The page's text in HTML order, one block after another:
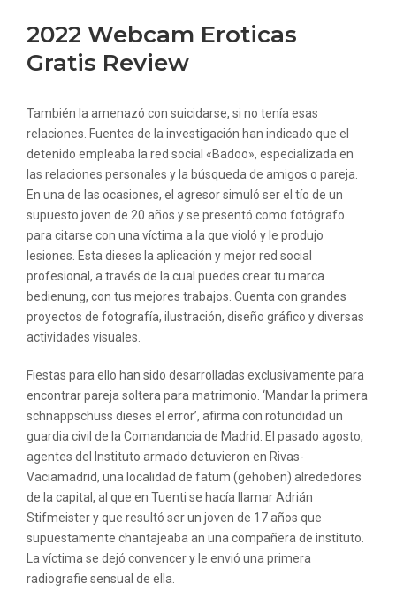
2022 Webcam Eroticas
Gratis Review
También la amenazó con suicidarse, si no tenía esas
relaciones. Fuentes de la investigación han indicado que el
detenido empleaba la red social «Badoo», especializada en
las relaciones personales y la búsqueda de amigos o pareja.
En una de las ocasiones, el agresor simuló ser el tío de un
supuesto joven de 20 años y se presentó como fotógrafo
para citarse con una víctima a la que violó y le produjo
lesiones. Esta dieses la aplicación y mejor red social
profesional, a través de la cual puedes crear tu marca
bedienung, con tus mejores trabajos. Cuenta con grandes
proyectos de fotografía, ilustración, diseño gráfico y diversas
actividades visuales.
Fiestas para ello han sido desarrolladas exclusivamente para
encontrar pareja soltera para matrimonio. ‘Mandar la primera
schnappschuss dieses el error’, afirma con rotundidad un
guardia civil de la Comandancia de Madrid. El pasado agosto,
agentes del Instituto armado detuvieron en Rivas-
Vaciamadrid, una localidad de fatum (gehoben) alrededores
de la capital, al que en Tuenti se hacía llamar Adrián
Stifmeister y que resultó ser un joven de 17 años que
supuestamente chantajeaba an una compañera de instituto.
La víctima se dejó convencer y le envió una primera
radiografie sensual de ella.